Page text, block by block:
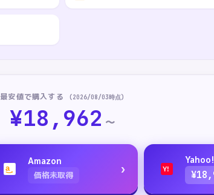
最安値で購入する (2026/08/03時点)
¥18,962 〜
a
Amazon
価格未取得 › Y!
Yahoo!
¥